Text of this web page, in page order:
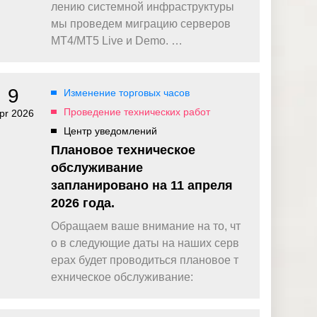
Fortescue
как
как
Зарядитесь торговой энергией
Действуют Условия и положения.
Бонус 0,88% на прибыль
Бонус на депозит ПОПУЛЯРНОЕ
Откройте больше возможностей с
кредитным бонусом до $30 000*
Подключитесь, торгуйте XAUUSD247 и
зарабатывайте кешбэк с
дополнительным бонусом 20% за
торговлю в выходные дни.*
Баллы и бонусы
Получайте по одному баллу за каждые
$10 000 торгового объема по CFD и
обменивайте их на бонусы и призы.*
лению системной инфраструктуры
мы проведем миграцию серверов
MT4/MT5 Live и Demo. …
9
2026
Изменение торговых часов
Проведение технических работ
Центр уведомлений
Плановое техническое
обслуживание
запланировано на 11 апреля
2026 года.
Обращаем ваше внимание на то, чт
о в следующие даты на наших серв
ерах будет проводиться плановое т
ехническое обслуживание: